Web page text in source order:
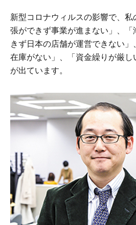
新型コロナウィルスの影響で、私
張ができず事業が進まない」、
きず日本の店舗が運営できない
在庫がない」、「資金繰りが厳し
が出ています。